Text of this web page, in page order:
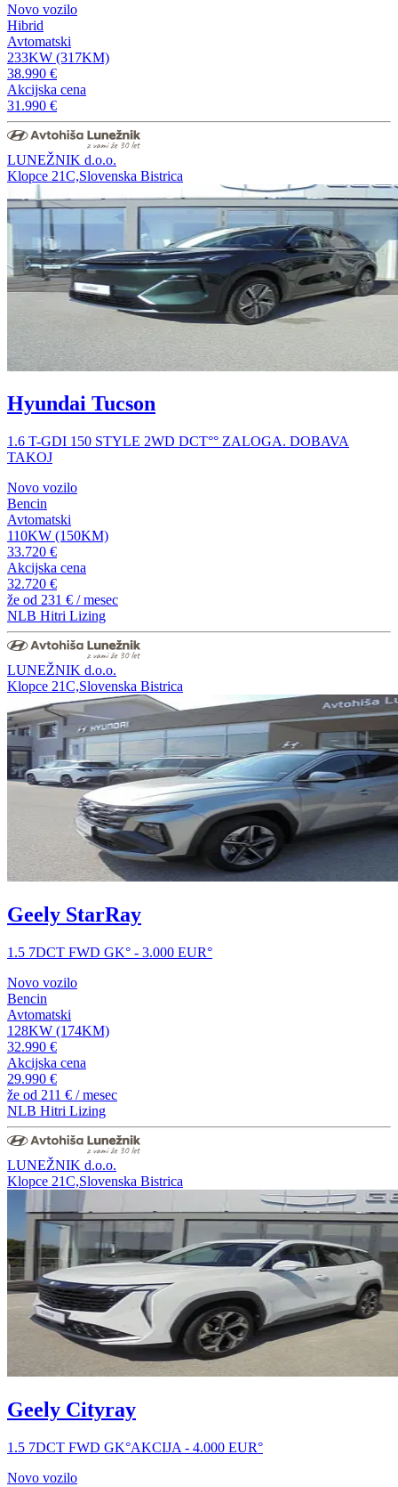
Novo vozilo
Hibrid
Avtomatski
233KW (317KM)
38.990 €
Akcijska cena
31.990 €
LUNEŽNIK d.o.o.
Klopce 21C,Slovenska Bistrica
Hyundai Tucson
1.6 T-GDI 150 STYLE 2WD DCT°° ZALOGA. DOBAVA
TAKOJ
Novo vozilo
Bencin
Avtomatski
110KW (150KM)
33.720 €
Akcijska cena
32.720 €
že od 231 € / mesec
NLB Hitri Lizing
LUNEŽNIK d.o.o.
Klopce 21C,Slovenska Bistrica
Geely StarRay
1.5 7DCT FWD GK° - 3.000 EUR°
Novo vozilo
Bencin
Avtomatski
128KW (174KM)
32.990 €
Akcijska cena
29.990 €
že od 211 € / mesec
NLB Hitri Lizing
LUNEŽNIK d.o.o.
Klopce 21C,Slovenska Bistrica
Geely Cityray
1.5 7DCT FWD GK°AKCIJA - 4.000 EUR°
Novo vozilo